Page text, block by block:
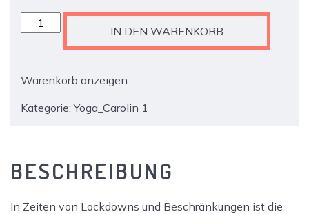
Ticket
-
Flow
mit
Stunde:
Atem
IN DEN WARENKORB
Warenkorb anzeigen
Kategorie:Yoga_Carolin 1
BESCHREIBUNG
In Zeiten von Lockdowns und Beschränkungen ist die